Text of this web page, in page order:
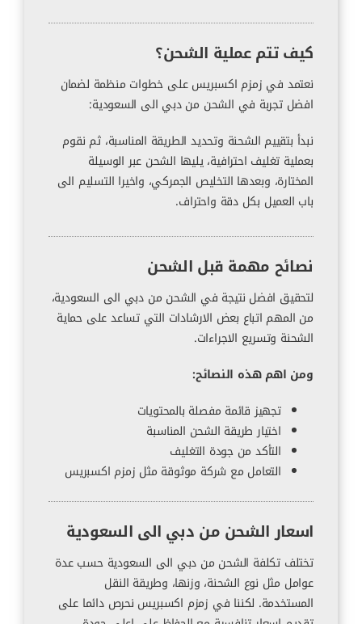
كيف تتم عملية الشحن؟
نعتمد في زمزم اكسبريس على خطوات منظمة لضمان
افضل تجربة في الشحن من دبي الى السعودية:
نبدأ بتقييم الشحنة وتحديد الطريقة المناسبة، ثم نقوم
بعملية تغليف احترافية، يليها الشحن عبر الوسيلة
المختارة، وبعدها التخليص الجمركي، واخيرا التسليم الى
باب العميل بكل دقة واحتراف.
نصائح مهمة قبل الشحن
لتحقيق افضل نتيجة في الشحن من دبي الى السعودية،
من المهم اتباع بعض الارشادات التي تساعد على حماية
الشحنة وتسريع الاجراءات.
ومن اهم هذه النصائح:
تجهيز قائمة مفصلة بالمحتويات
اختيار طريقة الشحن المناسبة
التأكد من جودة التغليف
التعامل مع شركة موثوقة مثل زمزم اكسبريس
اسعار الشحن من دبي الى السعودية
تختلف تكلفة الشحن من دبي الى السعودية حسب عدة
عوامل مثل نوع الشحنة، وزنها، وطريقة النقل
المستخدمة. لكننا في زمزم اكسبريس نحرص دائما على